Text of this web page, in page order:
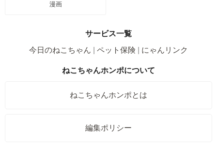
漫画
サービス一覧
今日のねこちゃん
ペット保険 にゃんリンク
ねこちゃんホンポについて
ねこちゃんホンポとは
編集ポリシー